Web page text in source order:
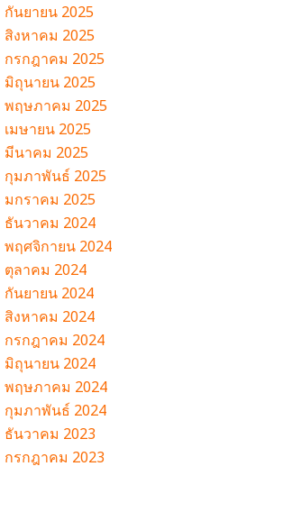
กันยายน 2025
สิงหาคม 2025
กรกฎาคม 2025
มิถุนายน 2025
พฤษภาคม 2025
เมษายน 2025
มีนาคม 2025
กุมภาพันธ์ 2025
มกราคม 2025
ธันวาคม 2024
พฤศจิกายน 2024
ตุลาคม 2024
กันยายน 2024
สิงหาคม 2024
กรกฎาคม 2024
มิถุนายน 2024
พฤษภาคม 2024
กุมภาพันธ์ 2024
ธันวาคม 2023
กรกฎาคม 2023